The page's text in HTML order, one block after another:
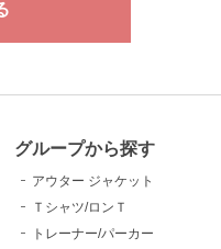
グループから探す
アウター ジャケット
Ｔシャツ/ロンＴ
トレーナー/パーカー